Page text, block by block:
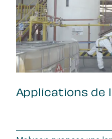
Applications de